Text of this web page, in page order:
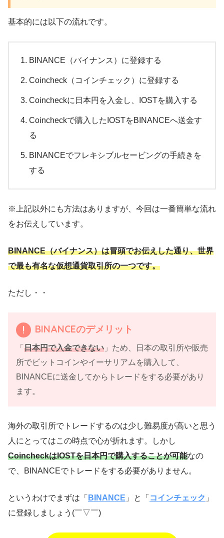
基本的には以下の流れです。
BINANCE（バイナンス）に登録する
Coincheck（コインチェック）に登録する
Coincheckに日本円を入金し、IOSTを購入する
Coincheckで購入したIOSTをBINANCEへ送金す
る
BINANCEでフレキシブルセービングの手続きを
する
※上記以外にも方法はありますが、今回は一番簡単な流れ
をお伝えしています。
BINANCE（バイナンス）は冒頭でお伝えした通り、世界
で最も有名な仮想通貨取引所の一つです。
ただし・・
BINANCEのデメリット
「 日本円で入金できない 」ため、日本の取引所や販売
所でビットコインやイーサリアムを購入して、
BINANCEに送金してからトレードをする必要があり
ます。
海外の取引所でトレードするのは少し難易度が高いと思う
人にとってはこの時点で心が折れます。しかし
CoincheckはIOSTを日本円で購入することが可能なの
で、BINANCEでトレードをする必要がありません。
というわけでまずは「 BINANCE 」と「 コインチェック 」
に登録しましょう(￣▽￣)